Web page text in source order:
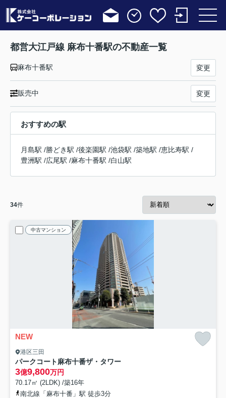
都営大江戸線 麻布十番駅の不動産一覧
麻布十番駅 変更
販売中 変更
おすすめの駅
月島駅 /勝どき駅 /後楽園駅 /池袋駅 /築地駅 /恵比寿駅 /
豊洲駅 /広尾駅 /麻布十番駅 /白山駅
34件
中古マンション
NEW
港区三田
パークコート麻布十番ザ・タワー
3億9,800万円
70.17㎡ (2LDK) /築16年
南北線「麻布十番」駅 徒歩3分